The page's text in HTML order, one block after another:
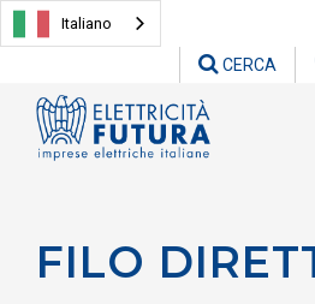
Italiano
CERCA
FILO